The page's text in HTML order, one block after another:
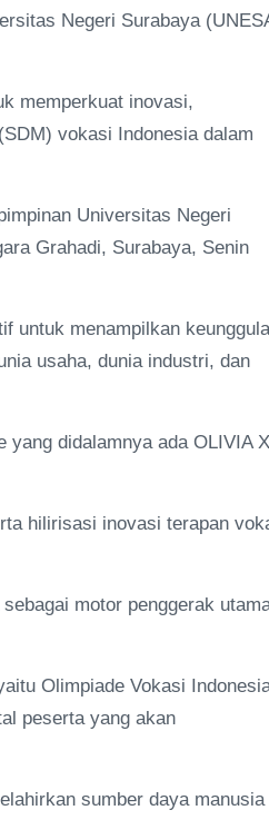
Negeri Surabaya
memperkuat inovasi,
vokasi Indonesia dalam
Universitas Negeri
Grahadi, Surabaya, Senin
untuk menampilkan
usaha, dunia industri, dan
yang didalamnya ada OLIVIA
hilirisasi inovasi terapan
motor penggerak
Olimpiade Vokasi
peserta yang akan
sumber daya manusia